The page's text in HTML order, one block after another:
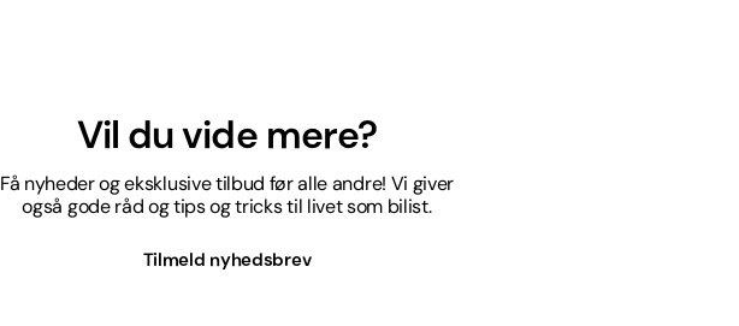
Vil du vide mere?
Få nyheder og eksklusive tilbud før alle andre! Vi giver
også gode råd og tips og tricks til livet som bilist.
Tilmeld nyhedsbrev